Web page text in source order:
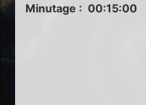
Minutage : 00:15:00